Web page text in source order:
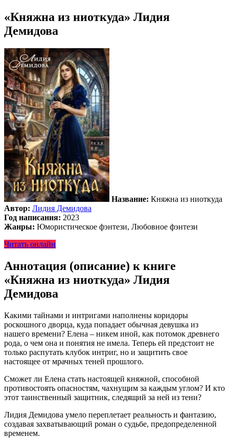
«Княжна из ниоткуда» Лидия
Демидова
Название: Княжна из ниоткуда
Автор: Лидия Демидова
Год написания: 2023
Жанры: Юмористическое фэнтези, Любовное фэнтези
Читать онлайн
Аннотация (описание) к книге
«Княжна из ниоткуда» Лидия
Демидова
Какими тайнами и интригами наполнены коридоры
роскошного дворца, куда попадает обычная девушка из
нашего времени? Елена – никем иной, как потомок древнего
рода, о чем она и понятия не имела. Теперь ей предстоит не
только распутать клубок интриг, но и защитить свое
настоящее от мрачных теней прошлого.
Сможет ли Елена стать настоящей княжной, способной
противостоять опасностям, чахнущим за каждым углом? И кто
этот таинственный защитник, следящий за ней из тени?
Лидия Демидова умело переплетает реальность и фантазию,
создавая захватывающий роман о судьбе, предопределенной
временем.